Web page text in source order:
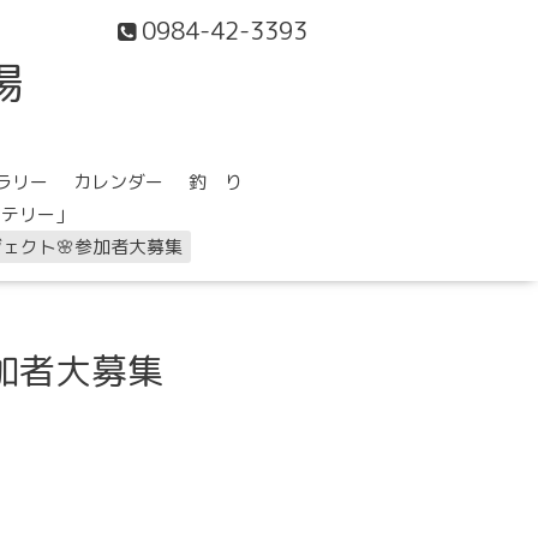
0984-42-3393
リー カレンダー
釣 り
リー」
クト🌸参加者大募集
者大募集